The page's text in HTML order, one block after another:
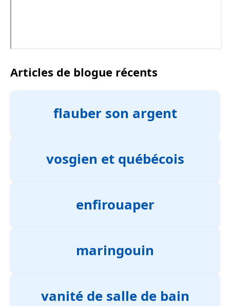
Articles de blogue récents
flauber son argent
vosgien et québécois
enfirouaper
maringouin
vanité de salle de bain